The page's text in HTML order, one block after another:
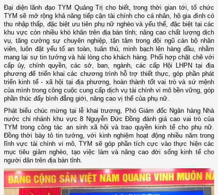
Đại diện lãnh đạo TYM Quảng Trị cho biết, trong thời gian tới, tổ chức
TYM sẽ mở rộng khả năng tiếp cận tài chính cho cá nhân, hộ gia đình có
thu nhập thấp, đặc biệt ưu tiên phụ nữ nghèo và yếu thế, đặc biệt tại các
khu vực còn nhiều khó khăn trên địa bàn tỉnh; nâng cao chất lượng dịch
vụ, tăng cường sự chuyên nghiệp, tận tâm trong đội ngũ cán bộ nhân
viên, luôn đặt yếu tố an toàn, tuân thủ, minh bạch lên hàng đầu, nhằm
mang lại sự tin tưởng và hài lòng cho khách hàng. P hối hợp chặt chẽ với
cấp ủy, chính quyền, các sở, ban, ngành, các cấp Hội
LHPN tại địa
phương để triển khai các chương trình hỗ trợ thiết thực, góp phần phát
triển kinh tế - xã hội tại địa phương, hoàn thành tốt vai trò và sứ mệnh
của mình trong công cuộc cung cấp dịch vụ tài chính vi mô bền vững, góp
phần thúc đẩy bình đẳng giới, nâng cao vị thế của phụ nữ.
Phát biểu chúc mừng tại lễ khai trương, Phó Giám đốc Ngân hàng Nhà
nước c hi nhánh khu vực 8 Nguyễn Đức Đồng đánh giá cao vai trò của
TYM trong công tác an sinh xã hội và trao quyền kinh tế cho phụ nữ.
Đồng thời bày tỏ tin tưởng, với kinh nghiệm hoạt động nhiều năm trong
lĩnh vực tài chính vi mô, TYM sẽ góp phần tích cực vào thực hiện các
mục tiêu giảm nghèo, tạo việc làm và nâng cao đời sống kinh tế cho
người dân trên địa bàn tỉnh.